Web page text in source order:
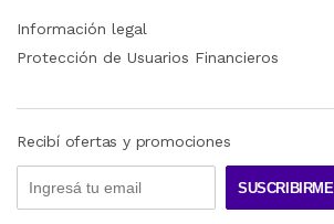
Información legal
Protección de Usuarios Financieros
Recibí ofertas y promociones
SUSCRIBIRME